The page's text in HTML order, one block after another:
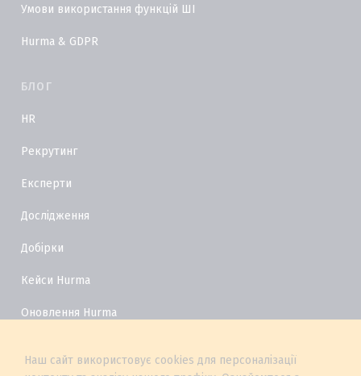
Умови використання функцій ШІ
Hurma & GDPR
БЛОГ
HR
Рекрутинг
Експерти
Дослідження
Добірки
Кейси Hurma
Оновлення Hurma
Наш сайт використовує cookies для персоналізації